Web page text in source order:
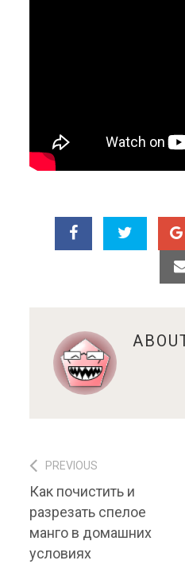
Навигация по
PREVIOUS
Previous post:
Как почистить и
разрезать спелое
манго в домашних
условиях